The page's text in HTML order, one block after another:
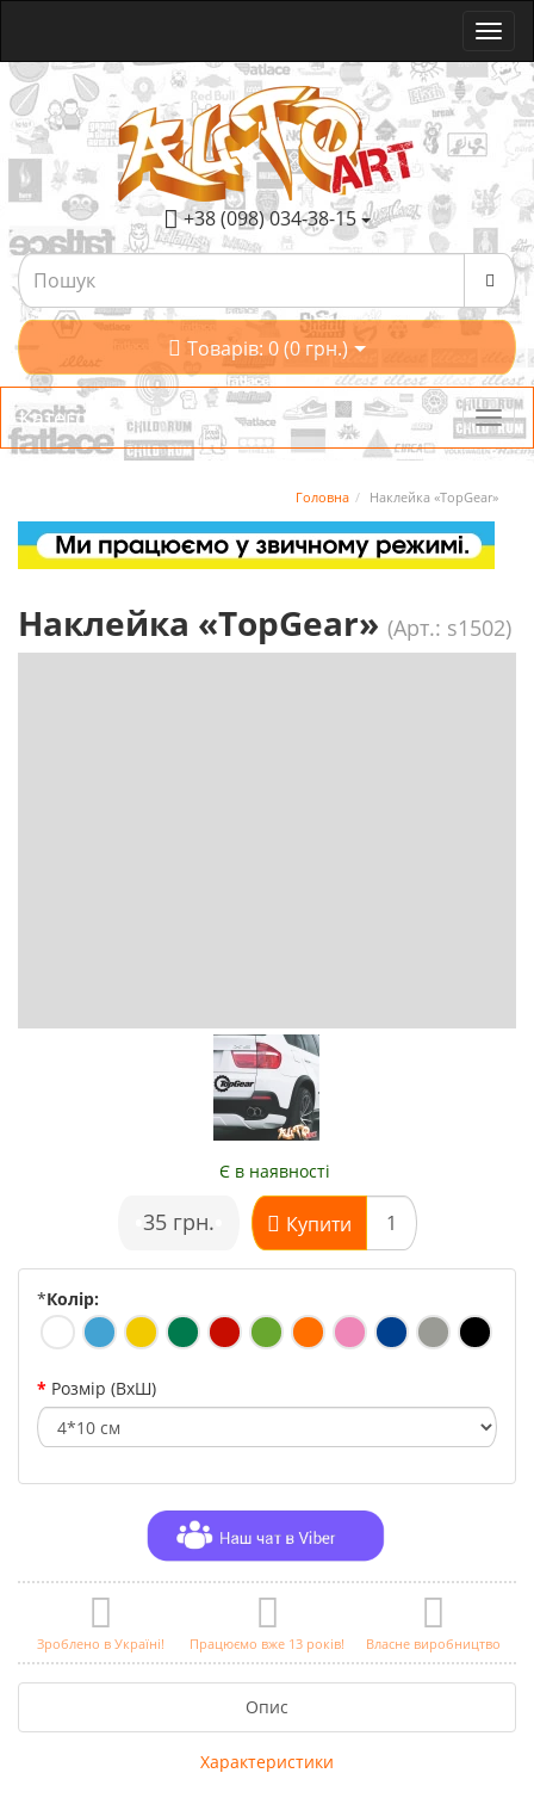
+38 (098) 034-38-15
Товарів: 0 (0 грн.)
Категорії
Головна Наклейка «TopGear»
Наклейка «TopGear» (Арт.: s1502)
Є в наявності
35 грн. Купити
*Колір:
Розмір (ВхШ)
Зроблено в Україні! Працюємо вже 13 років! Власне виробництво
Опис
Характеристики